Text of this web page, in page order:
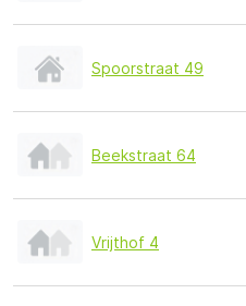
Spoorstraat 49
Beekstraat 64
Vrijthof 4